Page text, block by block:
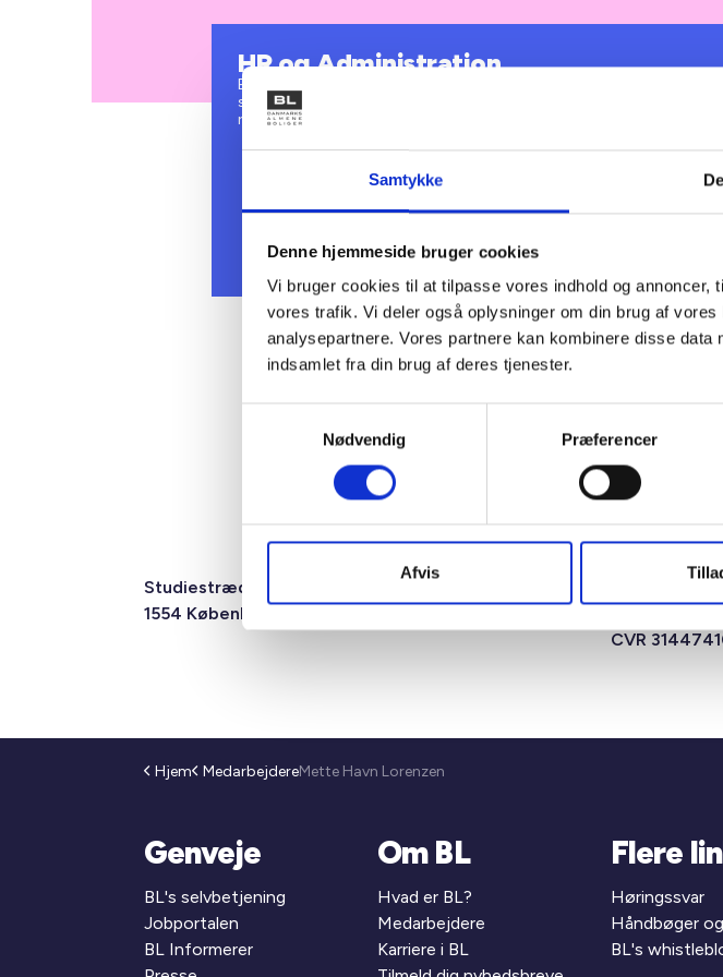
Samtykke
Denne hjemmeside bruger cookies
Vi bruger cookies til at tilpasse vores indhold og
vores trafik. Vi deler også oplysninger om din brug af
analysepartnere. Vores partnere kan kombinere disse
indsamlet fra din brug af deres tjenester.
Nødvendig
Præferencer
Afvis
HR og Administration
BL’s HR-afdeling arbejder med medarbejdernes arbejdsforhold,
samt rekruttering af nye medarbejdere. Afdelingen har også ansvar
regnskab, ejendomsadministration, arbejdsmarkedsorganisationen
Studiestræde 50,
1554 København V
T +45 33 76
CVR
Hjem MedarbejdereMette Havn Lorenzen
Genveje
BL's selvbetjening
Jobportalen
BL Informerer
Om BL
Hvad er BL?
Medarbejdere
Karriere i BL
Flere
Høringssvar
Håndbøger
BL's